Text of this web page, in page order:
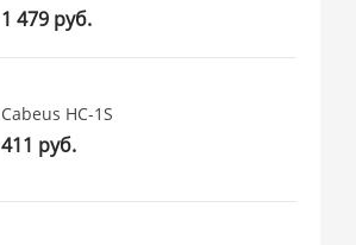
1 479 руб.
Cabeus HC-1S
411 руб.